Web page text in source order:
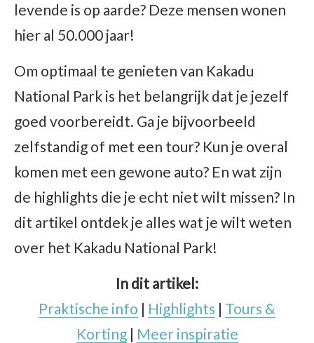
levende is op aarde? Deze mensen wonen
hier al 50.000 jaar!
Om optimaal te genieten van Kakadu
National Park is het belangrijk dat je jezelf
goed voorbereidt. Ga je bijvoorbeeld
zelfstandig of met een tour? Kun je overal
komen met een gewone auto? En wat zijn
de highlights die je echt niet wilt missen? In
dit artikel ontdek je alles wat je wilt weten
over het Kakadu National Park!
In dit artikel:
Praktische info | Highlights | Tours &
Korting| Meer inspiratie